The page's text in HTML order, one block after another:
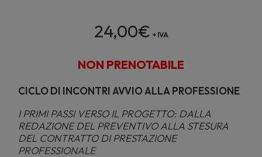
24,00€ + IVA
NON PRENOTABILE
CICLO DI INCONTRI AVVIO ALLA PROFESSIONE
I PRIMI PASSI VERSO IL PROGETTO: DALLA
REDAZIONE DEL PREVENTIVO ALLA STESURA
DEL CONTRATTO DI PRESTAZIONE
PROFESSIONALE